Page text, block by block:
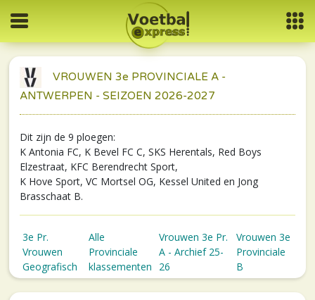
VROUWEN 3e PROVINCIALE A -
ANTWERPEN - SEIZOEN 2026-2027
Dit zijn de 9 ploegen:
K Antonia FC, K Bevel FC C, SKS Herentals, Red Boys
Elzestraat, KFC Berendrecht Sport,
K Hove Sport, VC Mortsel OG, Kessel United en Jong
Brasschaat B.
3e Pr.
Vrouwen
Geografisch
Alle
Provinciale
klassementen
Vrouwen 3e Pr.
A - Archief 25-
26
Vrouwen 3e
Provinciale
B